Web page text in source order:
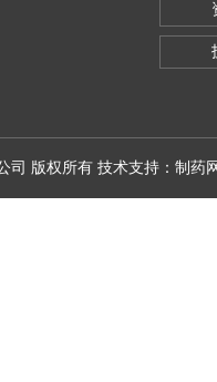
司 版权所有 技术支持： 制药